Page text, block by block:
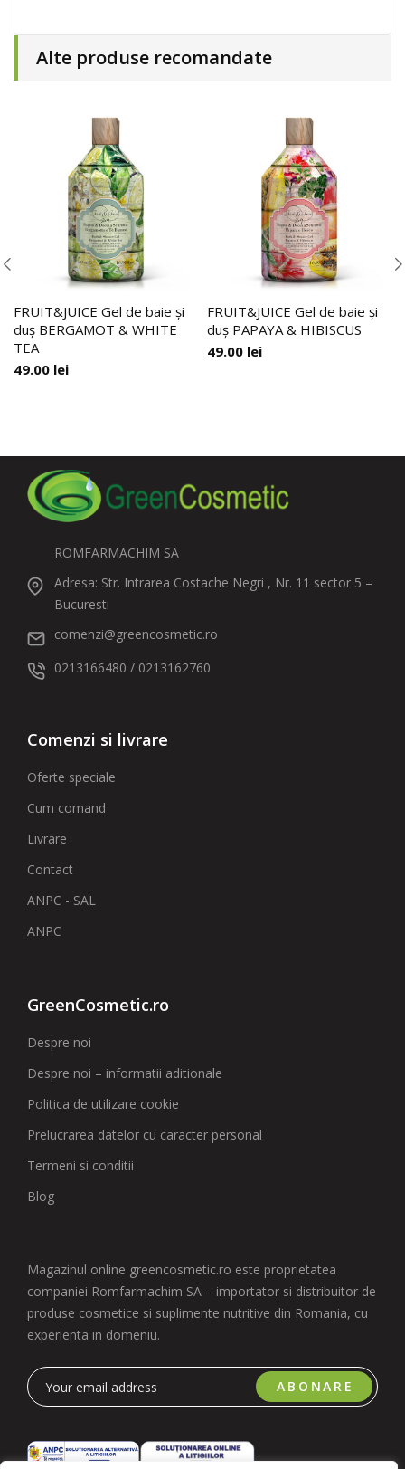
Alte produse recomandate
FRUIT&JUICE Gel de baie și
duș BERGAMOT & WHITE
TEA
49.00 lei
FRUIT&JUICE Gel de baie și
duș PAPAYA & HIBISCUS
49.00 lei
ROMFARMACHIM SA
Adresa: Str. Intrarea Costache Negri , Nr. 11 sector 5 –
Bucuresti
comenzi@greencosmetic.ro
0213166480 / 0213162760
Comenzi si livrare
Oferte speciale
Cum comand
Livrare
Contact
ANPC - SAL
ANPC
GreenCosmetic.ro
Despre noi
Despre noi – informatii aditionale
Politica de utilizare cookie
Prelucrarea datelor cu caracter personal
Termeni si conditii
Blog
Magazinul online greencosmetic.ro este proprietatea
companiei Romfarmachim SA – importator si distribuitor de
produse cosmetice si suplimente nutritive din Romania, cu
experienta in domeniu.
ABONARE